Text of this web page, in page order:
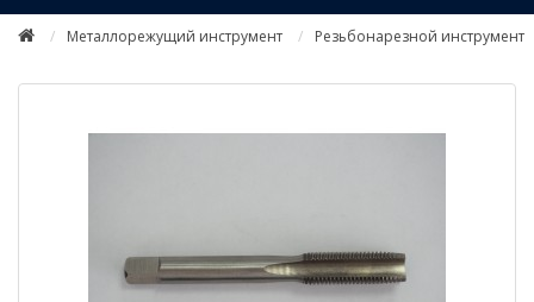
Металлорежущий инструмент Резьбонарезной инструмент